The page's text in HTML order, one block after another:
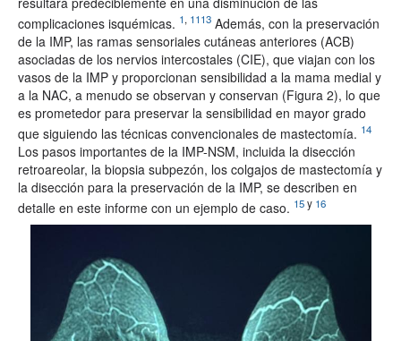
complicaciones isquémicas. 1, 1113 Además, con la preservación
de la IMP, las ramas sensoriales cutáneas anteriores (ACB)
asociadas de los nervios intercostales (CIE), que viajan con los
vasos de la IMP y proporcionan sensibilidad a la mama medial y
a la NAC, a menudo se observan y conservan (Figura 2), lo que
es prometedor para preservar la sensibilidad en mayor grado
que siguiendo las técnicas convencionales de mastectomía. 14
Los pasos importantes de la IMP-NSM, incluida la disección
retroareolar, la biopsia subpezón, los colgajos de mastectomía y
la disección para la preservación de la IMP, se describen en
detalle en este informe con un ejemplo de caso. 15y 16